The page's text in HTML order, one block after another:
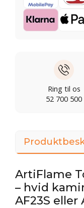
Ring til os
52 700 500
ArtiFlame
– hvid
AF23S eller